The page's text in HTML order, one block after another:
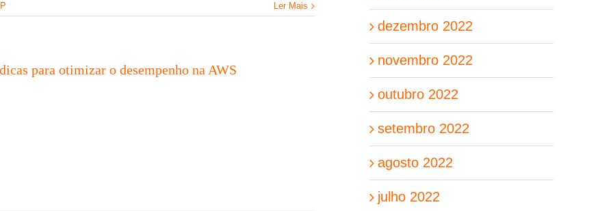
Ler Mais
para otimizar o desempenho na AWS
dezembro 2022
novembro 2022
outubro 2022
setembro 2022
agosto 2022
julho 2022